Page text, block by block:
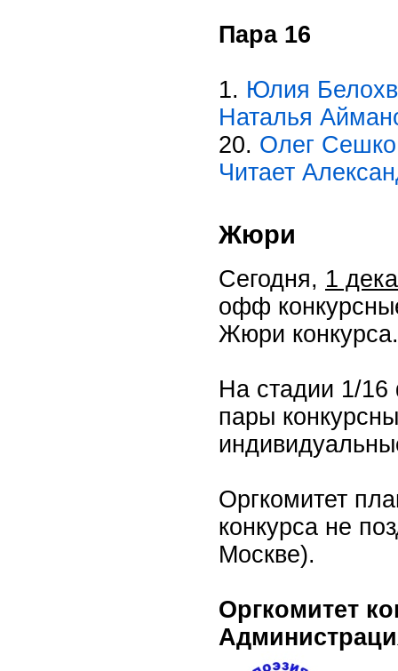
Пара 16
1. Юлия
Наталья
20. Олег
Читает
Жюри
Сегодня, 1
офф
Жюри конкурса.
На стадии 1/
пары
Оргкомитет
конкурса не
Москве).
Оргкомитет